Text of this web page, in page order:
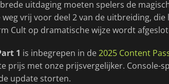
uitdaging moeten spelers de
weg vrij voor deel 2 van de uitbreiding,
Cult op dramatische wijze wordt
1 is inbegrepen in de2025 Content
prijs met onze prijsvergelijker. Console-
update storten.